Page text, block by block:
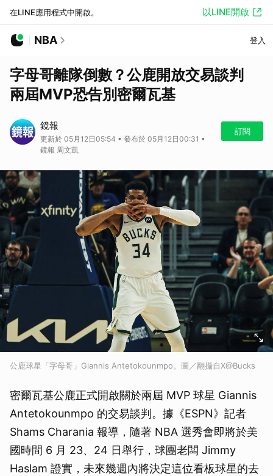
在LINE應用程式中開啟。 以LINE開啟
NBA 登入
字母哥離隊倒數？公鹿開放交易談判
兩屆MVP恐告別密爾瓦基
鏡報
更新於 05月12日05:54 • 發布於 05月12日00:31 •
鏡報 周文凱
訂閱
公鹿球星「字母哥」Giannis Antetokounmpo。圖／翻攝自X@Bucks
密爾瓦基公鹿正式開啟關於兩屆 MVP 球星 Giannis
Antetokounmpo 的交易談判。據《ESPN》記者
Shams Charania 報導，隨著 NBA 選秀會即將於美
國時間 6 月 23、24 日舉行，球團老闆 Jimmy
Haslam 證實，未來幾週內將決定這位看板球星的去